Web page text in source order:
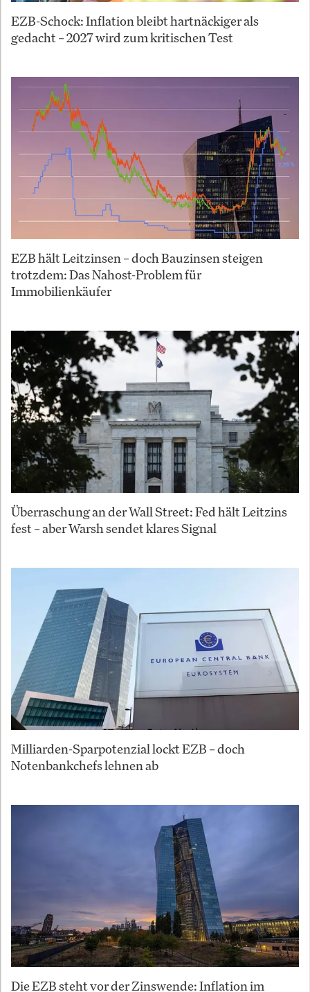
EZB-Schock: Inflation bleibt hartnäckiger als
gedacht – 2027 wird zum kritischen Test
EZB hält Leitzinsen – doch Bauzinsen steigen
trotzdem: Das Nahost-Problem für
Immobilienkäufer
Überraschung an der Wall Street: Fed hält Leitzins
fest – aber Warsh sendet klares Signal
Milliarden-Sparpotenzial lockt EZB – doch
Notenbankchefs lehnen ab
Die EZB steht vor der Zinswende: Inflation im